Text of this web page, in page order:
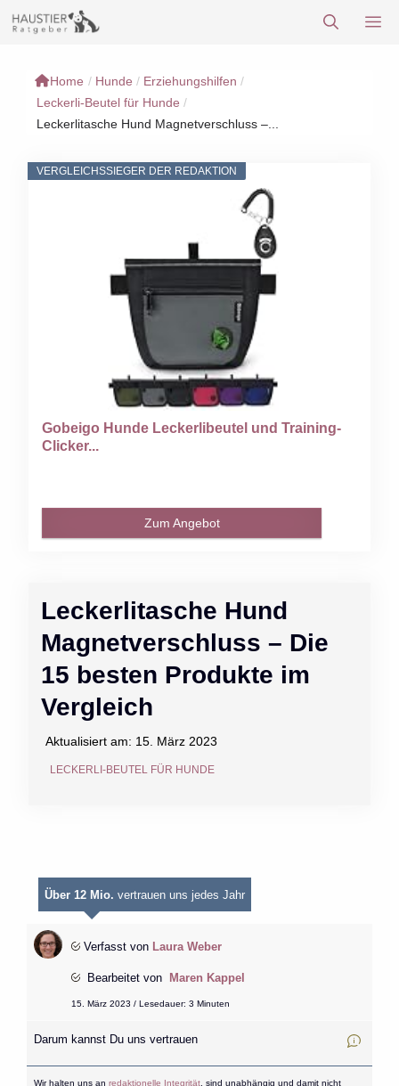
Inhalt
Home / Hunde / Erziehungshilfen /
Leckerli-Beutel für Hunde /
Leckerlitasche Hund Magnetverschluss –...
Leckerlitasche Hund
Magnetverschluss – Die
15 besten Produkte im
Vergleich
Aktualisiert am: 15. März 2023
LECKERLI-BEUTEL FÜR HUNDE
VERGLEICHSSIEGER DER REDAKTION
Gobeigo Hunde Leckerlibeutel und Training-
Clicker...
Zum Angebot
Über 12 Mio. vertrauen uns jedes Jahr
Verfasst von Laura Weber
Bearbeitet von Maren Kappel
15. März 2023 / Lesedauer: 3 Minuten
Darum kannst Du uns vertrauen
Wir halten uns an redaktionelle Integrität, sind unabhängig und damit nicht